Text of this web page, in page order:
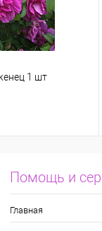
1 шт
Помощь и
Главная